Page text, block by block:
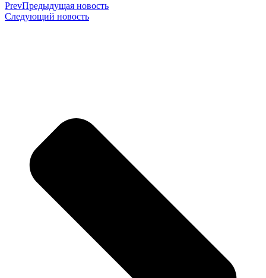
PrevПредыдущая новость
Следующий новость